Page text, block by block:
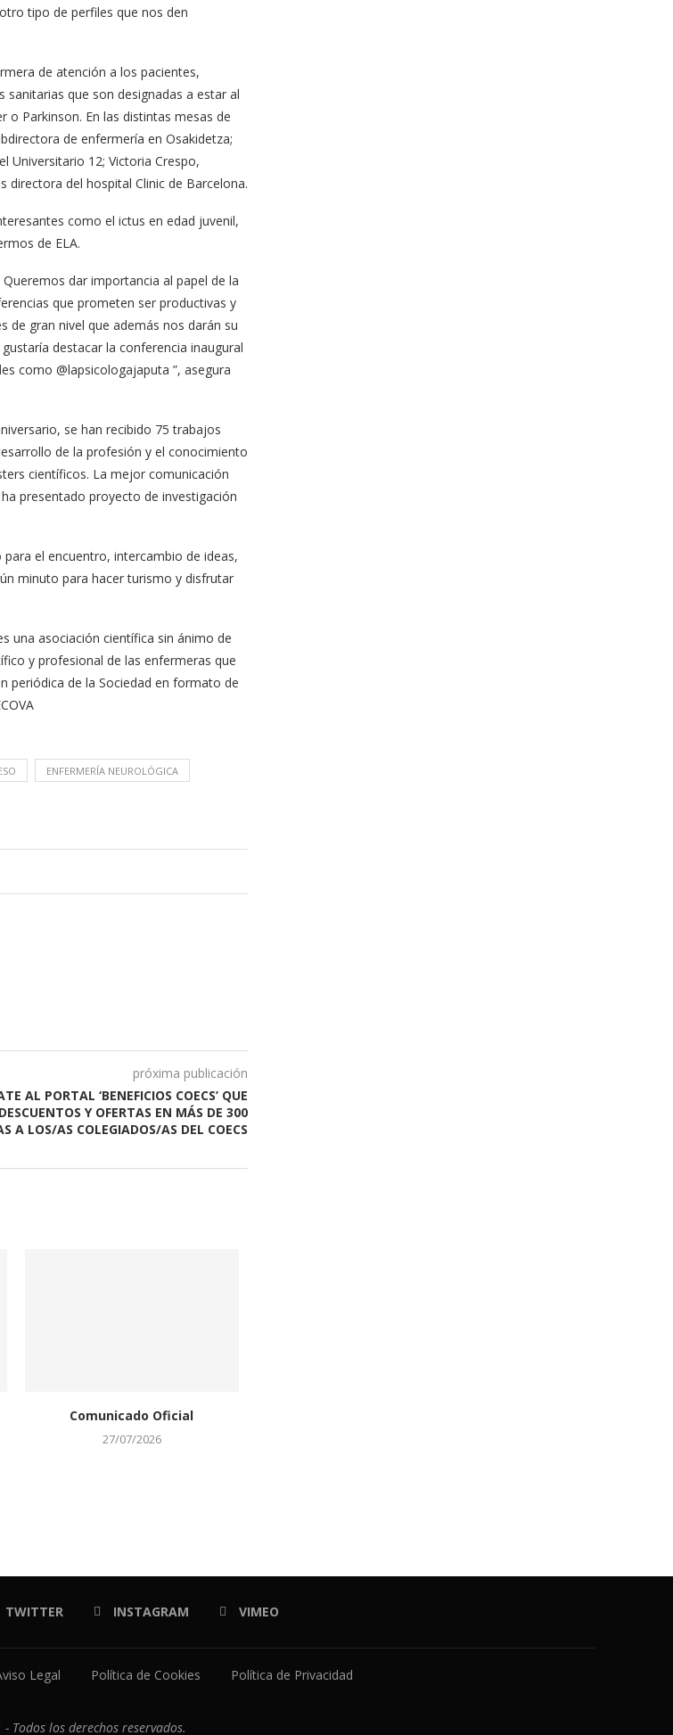
tipo de perfiles que nos den
de atención a los pacientes,
que son designadas a estar al
o Parkinson. En las distintas mesas de
de enfermería en Osakidetza;
Universitario 12; Victoria Crespo,
del hospital Clinic de Barcelona.
como el ictus en edad juvenil,
de ELA.
dar importancia al papel de la
que prometen ser productivas y
de gran nivel que además nos darán su
destacar la conferencia inaugural
como @lapsicologajaputa ”, asegura
se han recibido 75 trabajos
de la profesión y el conocimiento
científicos. La mejor comunicación
presentado proyecto de investigación
el encuentro, intercambio de ideas,
minuto para hacer turismo y disfrutar
una asociación científica sin ánimo de
y profesional de las enfermeras que
periódica de la Sociedad en formato de
ENFERMERÍA NEUROLÓGICA
próxima publicación
AL PORTAL ‘BENEFICIOS COECS’ QUE
Y OFERTAS EN MÁS DE 300
A LOS/AS COLEGIADOS/AS DEL COECS
Comunicado Oficial
27/07/2026
TWITTER INSTAGRAM VIMEO
Legal Política de Cookies Política de Privacidad
- Todos los derechos reservados.